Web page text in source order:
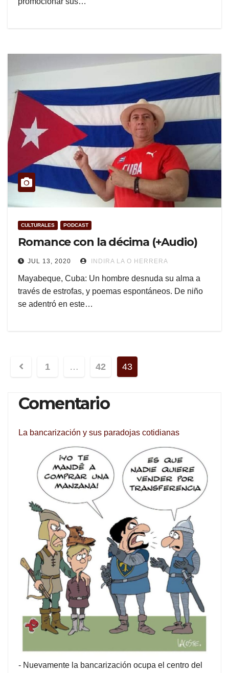
CULTURALES PODCAST
Romance con la décima (+Audio)
JUL 13, 2020 INDIRA LA O HERRERA
Mayabeque, Cuba: Un hombre desnuda su alma a
través de estrofas, y poemas espontáneos. De niño
se adentró en este…
Navegación
entradas
1 … 42 43
Comentario
La bancarización y sus paradojas cotidianas
- Nuevamente la bancarización ocupa el centro del